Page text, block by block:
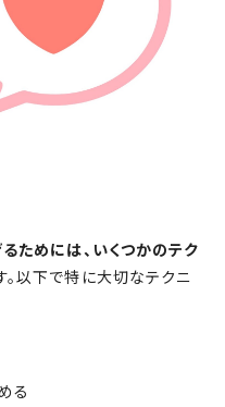
ためには、いくつかのテク
。以下で特に大切なテクニ
る